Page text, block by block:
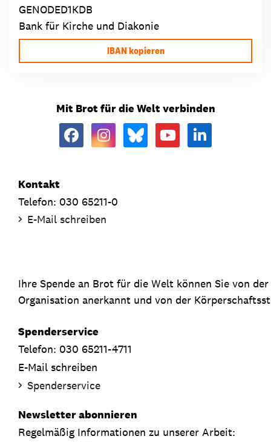
GENODED1KDB
Bank für Kirche und Diakonie
IBAN kopieren
Mit Brot für die Welt verbinden
Kontakt
Telefon: 030 65211-0
E-Mail schreiben
Ihre Spende an Brot für die Welt können Sie von
Organisation anerkannt und von der
Spenderservice
Telefon: 030 65211-4711
E-Mail schreiben
Spenderservice
Newsletter abonnieren
Regelmäßig Informationen zu unserer Arbeit: